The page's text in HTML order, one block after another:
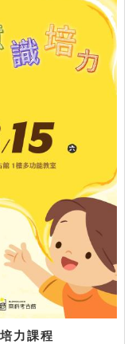
力課程